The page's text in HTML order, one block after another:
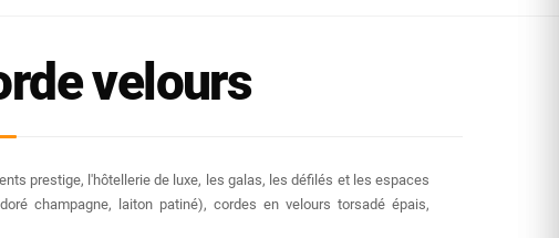
velours
prestige, l'hôtellerie de luxe, les galas, les défilés et les espaces
champagne, laiton patiné), cordes en velours torsadé épais,